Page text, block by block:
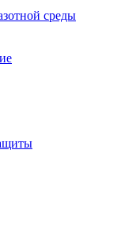
среды